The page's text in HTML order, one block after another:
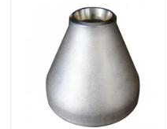
Produkte
Videos